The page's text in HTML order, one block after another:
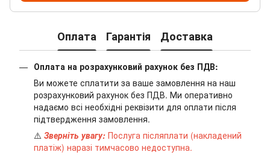
Оплата Гарантія Доставка
Оплата на розрахунковий рахунок без ПДВ:
Ви можете сплатити за ваше замовлення на наш
розрахунковий рахунок без ПДВ. Ми оперативно
надаємо всі необхідні реквізити для оплати після
підтвердження замовлення.
⚠️ Зверніть увагу: Послуга післяплати (накладений
платіж) наразі тимчасово недоступна.